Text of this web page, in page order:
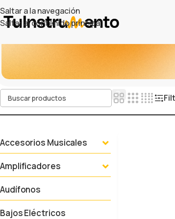
Saltar a la navegación
Saltar al contenido principal
Accesorios Musicales
Amplificadores
Audífonos
Bajos Eléctricos